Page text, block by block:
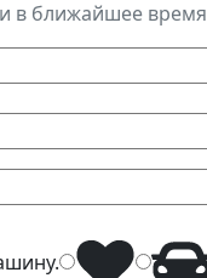
в ближайшее время
.